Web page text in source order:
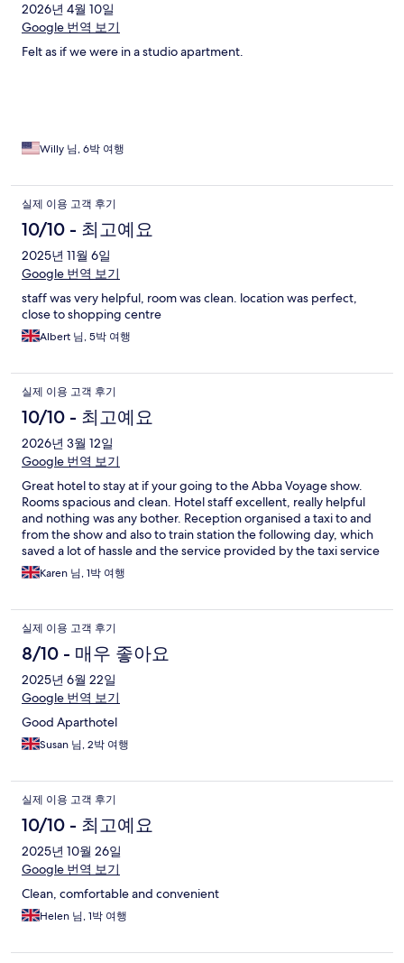
2026년 4월 10일
Google 번역 보기
Felt as if we were in a studio apartment.
Willy 님, 6박 여행
실제 이용 고객 후기
10/10 - 최고예요
2025년 11월 6일
Google 번역 보기
staff was very helpful, room was clean. location was perfect,
close to shopping centre
Albert 님, 5박 여행
실제 이용 고객 후기
10/10 - 최고예요
2026년 3월 12일
Google 번역 보기
Great hotel to stay at if your going to the Abba Voyage show.
Rooms spacious and clean. Hotel staff excellent, really helpful
and nothing was any bother. Reception organised a taxi to and
from the show and also to train station the following day, which
saved a lot of hassle and the service provided by the taxi service
was so efficient.
Karen 님, 1박 여행
실제 이용 고객 후기
8/10 - 매우 좋아요
2025년 6월 22일
Google 번역 보기
Good Aparthotel
Susan 님, 2박 여행
실제 이용 고객 후기
10/10 - 최고예요
2025년 10월 26일
Google 번역 보기
Clean, comfortable and convenient
Helen 님, 1박 여행